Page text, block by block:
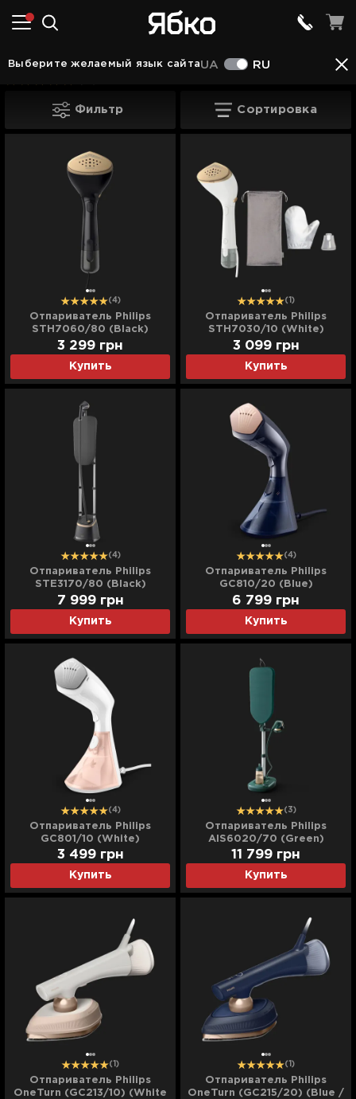
Выберите желаемый язык сайтаUA RU
Техника для дома Отпариватели
Отпариватели Philips
Фильтр Сортировка
(4)
Отпариватель Philips
STH7060/80 (Black)
Купить
3 299 грн
(1)
Отпариватель Philips
STH7030/10 (White)
Купить
3 099 грн
(4)
Отпариватель Philips
STE3170/80 (Black)
Купить
7 999 грн
(4)
Отпариватель Philips
GC810/20 (Blue)
Купить
6 799 грн
(4)
Отпариватель Philips
GC801/10 (White)
Купить
3 499 грн
(3)
Отпариватель Philips
AIS6020/70 (Green)
Купить
11 799 грн
(1)
Отпариватель Philips
OneTurn (GC213/10) (White
(1)
Отпариватель Philips
OneTurn (GC215/20) (Blue /